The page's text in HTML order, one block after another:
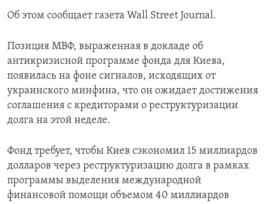
Об этом сообщает газета Wall Street Journal.
Позиция МВФ, выраженная в докладе об
антикризисной программе фонда для Киева,
появилась на фоне сигналов, исходящих от
украинского минфина, что он ожидает достижения
соглашения с кредиторами о реструктуризации
долга на этой неделе.
Фонд требует, чтобы Киев сэкономил 15 миллиардов
долларов через реструктуризацию долга в рамках
программы выделения международной
финансовой помощи объемом 40 миллиардов